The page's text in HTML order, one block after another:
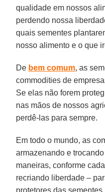
qualidade em nossos
perdendo nossa
quais sementes
nosso alimento e o que
De bem comum, as
commodities de
Se elas não forem
nas mãos de nossos
perdê-las para sempre.
Em todo o mundo, as
armazenando e
maneiras, conforme
recriando liberdade –
protetores das